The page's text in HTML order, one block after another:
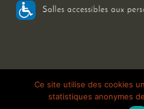
Copyright 2026 Le Bal Blomet | Tous
Galerie
Ce site utilise des cookies
statistiques anonymes